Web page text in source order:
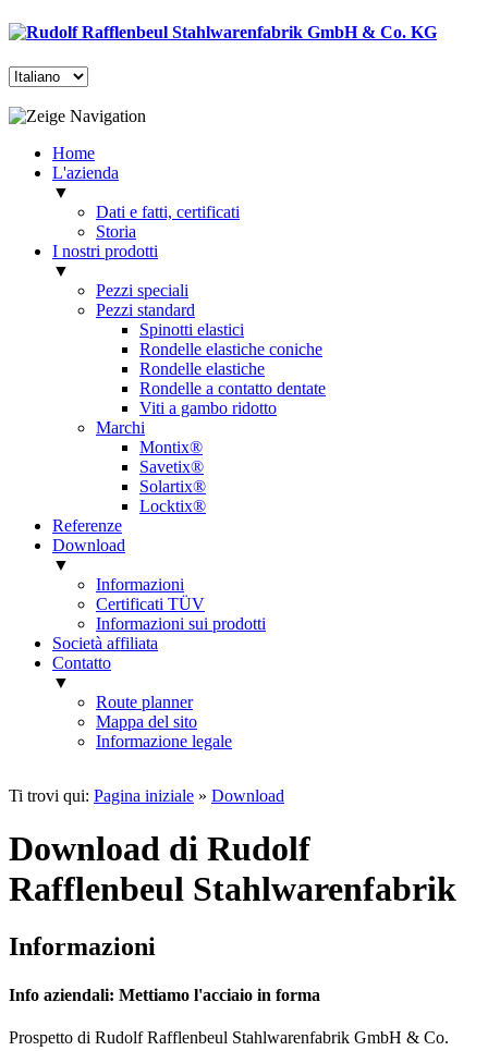
Home
L'azienda
▼
Dati e fatti, certificati
Storia
I nostri prodotti
▼
Pezzi speciali
Pezzi standard
Spinotti elastici
Rondelle elastiche coniche
Rondelle elastiche
Rondelle a contatto dentate
Viti a gambo ridotto
Marchi
Montix®
Savetix®
Solartix®
Locktix®
Referenze
Download
▼
Informazioni
Certificati TÜV
Informazioni sui prodotti
Società affiliata
Contatto
▼
Route planner
Mappa del sito
Informazione legale
Ti trovi qui: Pagina iniziale » Download
Download di Rudolf
Rafflenbeul Stahlwarenfabrik
Informazioni
Info aziendali: Mettiamo l'acciaio in forma
Prospetto di Rudolf Rafflenbeul Stahlwarenfabrik GmbH & Co.